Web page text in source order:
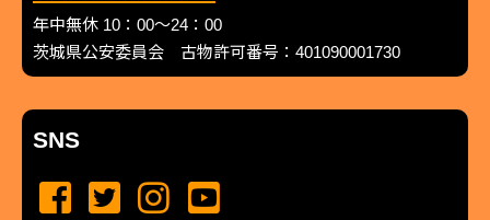
年中無休 10：00～24：00
茨城県公安委員会 古物許可番号：401090001730
SNS